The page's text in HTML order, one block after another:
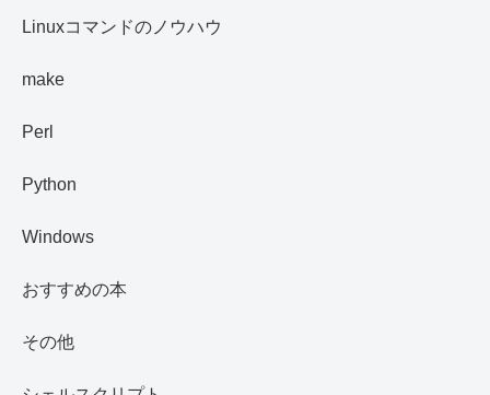
Linuxコマンドのノウハウ
make
Perl
Python
Windows
おすすめの本
その他